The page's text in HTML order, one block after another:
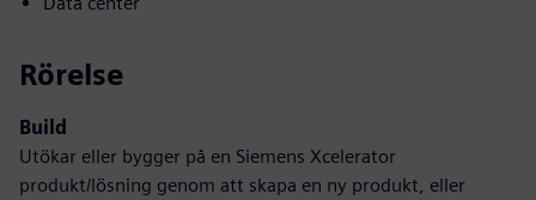
Rörelse
Build
Utökar eller bygger på en Siemens Xcelerator
produkt/lösning genom att skapa en ny produkt, eller